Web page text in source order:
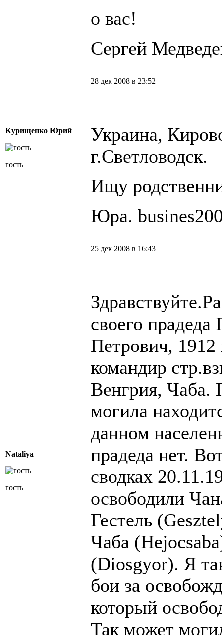
о вас!
Сергей
Курищенко Юрий
гость
28 дек 2008 в 23:52
Украина,
г.Светловодск.
Ищу
Юра.
Nataliya
гость
25 дек 2008 в 16:43
cвоего
Петрович, 1912
командир
Венгрия, Чаба.
могила
данном
прадеда нет.
сводках
освободили
Гестель
Чаба
(Diosgyor). Я
бои за
который
Так может